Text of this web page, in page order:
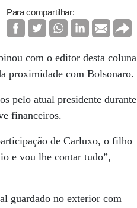
Para compartilhar:
com o editor desta coluna
proximidade com Bolsonaro.
pelo atual presidente durante
financeiros.
de Carluxo, o filho
e vou lhe contar tudo”,
guardado no exterior com